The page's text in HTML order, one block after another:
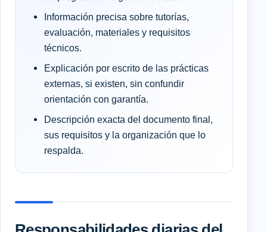
Información precisa sobre tutorías,
evaluación, materiales y requisitos
técnicos.
Explicación por escrito de las prácticas
externas, si existen, sin confundir
orientación con garantía.
Descripción exacta del documento final,
sus requisitos y la organización que lo
respalda.